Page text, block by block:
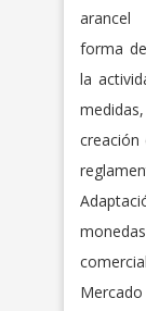
arancel
forma
la
creación